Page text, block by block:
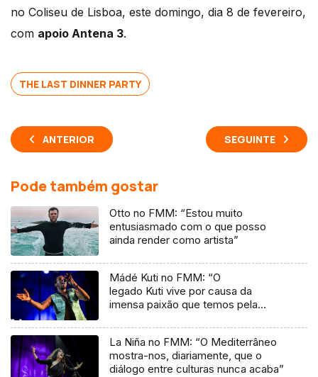
no Coliseu de Lisboa, este domingo, dia 8 de fevereiro,
com apoio Antena 3.
THE LAST DINNER PARTY
ANTERIOR SEGUINTE
Pode também gostar
Otto no FMM: “Estou muito
entusiasmado com o que posso
ainda render como artista”
Mádé Kuti no FMM: “O
legado Kuti vive por causa da
imensa paixão que temos pela
La Niña no FMM: “O Mediterrâneo
mostra-nos, diariamente, que o
diálogo entre culturas nunca acaba”